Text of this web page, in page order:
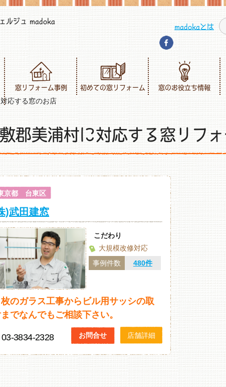
ルジュ madoka madokaとは
窓リフォーム事例 初めての窓リフォーム 窓のお役立ち情報
応する窓のお店
郡美浦村に対応する窓リフ
京都 台東区
)武田建窓
こだわり
大規模改修対応
事例件数
480件
枚のガラス工事からビル用サッシの取
でなんでもご相談下さい。
03-3834-2328 お問合せ 店舗詳細